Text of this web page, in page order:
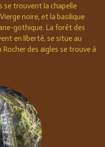
se trouvent la chapelle
noire, et la basilique
gothique. La forêt des
en liberté, se situe au
des aigles se trouve à